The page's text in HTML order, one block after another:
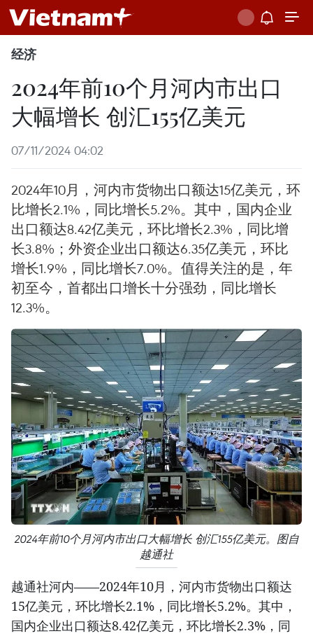
经济
2024年前10个月河内市出口
大幅增长 创汇155亿美元
07/11/2024 04:02
2024年10月，河内市货物出口额达15亿美元，环
比增长2.1%，同比增长5.2%。其中，国内企业
出口额达8.42亿美元，环比增长2.3%，同比增
长3.8%；外资企业出口额达6.35亿美元，环比
增长1.9%，同比增长7.0%。值得关注的是，年
初至今，首都出口增长十分强劲，同比增长
12.3%。
2024年前10个月河内市出口大幅增长 创汇155亿美元。图自
越通社
越通社河内——2024年10月，河内市货物出口额达
15亿美元，环比增长2.1%，同比增长5.2%。其中，
国内企业出口额达8.42亿美元，环比增长2.3%，同